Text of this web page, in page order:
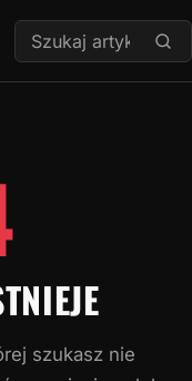
Szukaj:
szukasz nie